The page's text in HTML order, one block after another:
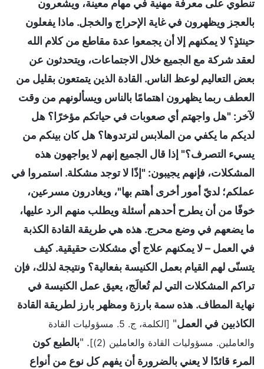
تنطوي على معرفة مهنية في مهام معينة، ويشعرون
بالعجز ويظهرون في غاية الإحراج والخجل. ماذا يفعلون
حينئذٍ؟ لا يمكنهم إلا أن يجمعوا عدة مقاطع من كلام الله
لعقد شركة مع الجميع خلال الاجتماعات، ويتحدثون عن
بعض التعاليم لوعظ الناس. القادة الذين يتمتعون بقليل من
العطف ربما يظهرون اهتمامًا بالناس ويسألونهم من وقت
لآخر: "هل واجهتم أي صعوبات في حياتكم مؤخرًا؟ هل
لديكم ما يكفي من الملابس لترتدوها؟ هل كان بينكم من
يسيء التصرف؟" إذا قال الجميع إنهم لا يواجهون هذه
المشكلات، فإنهم يجيبون: "إذًا لا توجد مشكلة. استمروا في
عملكم؛ لديّ أمور أخرى أهتم بها"، ويغادرون مسرعين،
خوفًا من أن يطرح أحدهم أسئلة ويطلب منهم الرد عليها،
ما يضعهم في وضع محرج. هذه هي طريقة القادة الكذبة
في العمل – لا يمكنهم علاج أي مشكلات حقيقية. كيف
يتسنّى لهم القيام بعمل الكنيسة بفعالية؟ ونتيجة لذلك، فإن
تراكم المشكلات التي لم تُعالَج، يعيق عمل الكنيسة في
نهاية المطاف. هذه سمة بارزة ومظهر بارز لطريقة القادة
الكاذبين في العمل"
[الكلمة، ج. 5. مسؤوليات القادة
والعاملين. مسؤوليات القادة والعاملين (2)]
. "بالطبع كون
المرء قائدًا لا يعني بالضرورة أن يفهم كل نوع من أنواع